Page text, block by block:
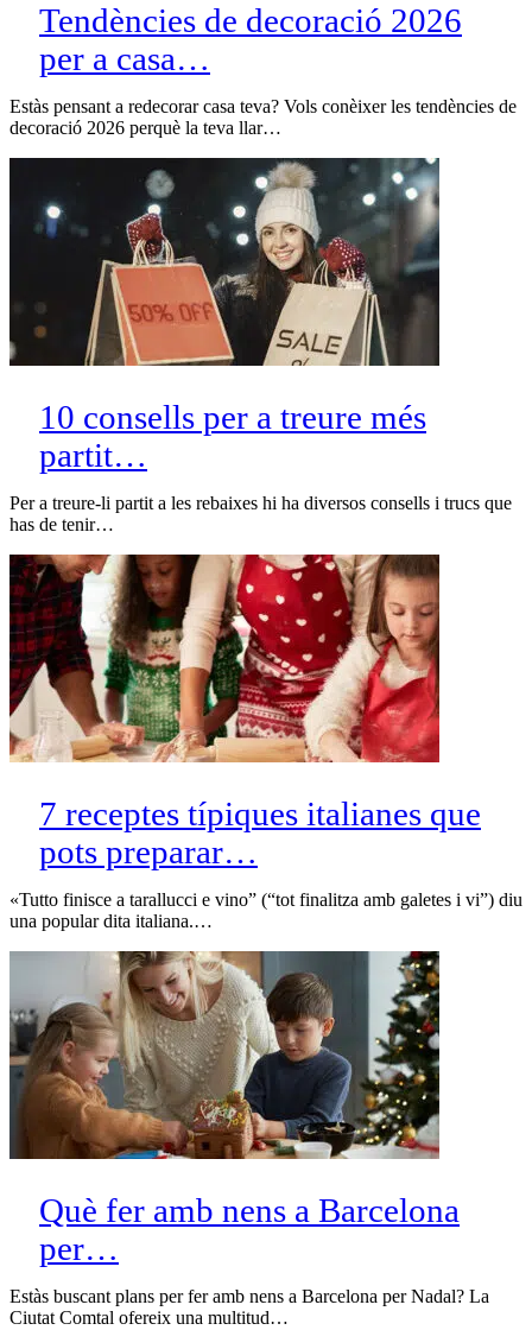
Tendències de decoració 2026
per a casa…
Estàs pensant a redecorar casa teva? Vols conèixer les tendències de
decoració 2026 perquè la teva llar…
10 consells per a treure més
partit…
Per a treure-li partit a les rebaixes hi ha diversos consells i trucs que
has de tenir…
7 receptes típiques italianes que
pots preparar…
«Tutto finisce a tarallucci e vino” (“tot finalitza amb galetes i vi”) diu
una popular dita italiana.…
Què fer amb nens a Barcelona
per…
Estàs buscant plans per fer amb nens a Barcelona per Nadal? La
Ciutat Comtal ofereix una multitud…